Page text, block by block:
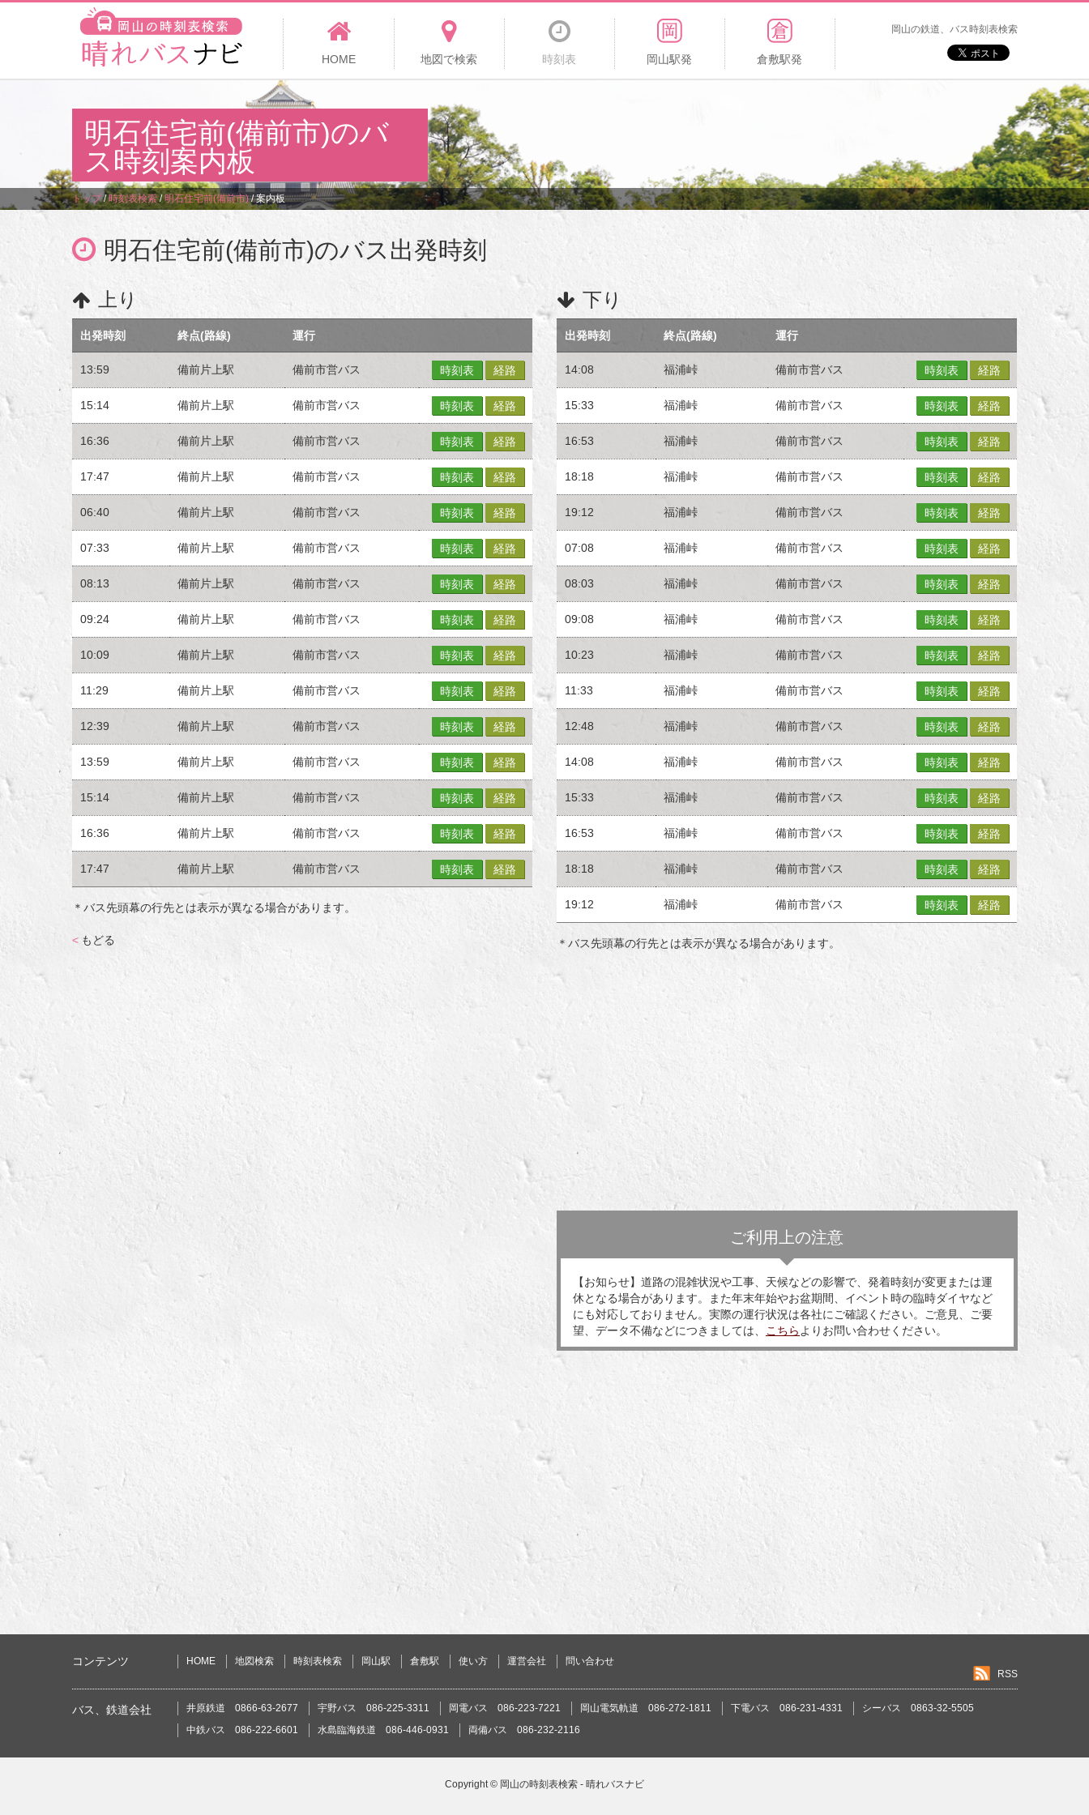
HOME 地図で検索 時刻表 岡山駅発 倉敷駅発
岡山の鉄道、バス時刻表検索
明石住宅前(備前市)のバ
ス時刻案内板
トップ/時刻表検索/明石住宅前(備前市)/案内板
明石住宅前(備前市)のバス出発時刻
上り
出発時刻 終点(路線) 運行
13:59 備前片上駅 備前市営バス 時刻表 経路
15:14 備前片上駅 備前市営バス 時刻表 経路
16:36 備前片上駅 備前市営バス 時刻表 経路
17:47 備前片上駅 備前市営バス 時刻表 経路
06:40 備前片上駅 備前市営バス 時刻表 経路
07:33 備前片上駅 備前市営バス 時刻表 経路
08:13 備前片上駅 備前市営バス 時刻表 経路
09:24 備前片上駅 備前市営バス 時刻表 経路
10:09 備前片上駅 備前市営バス 時刻表 経路
11:29 備前片上駅 備前市営バス 時刻表 経路
12:39 備前片上駅 備前市営バス 時刻表 経路
13:59 備前片上駅 備前市営バス 時刻表 経路
15:14 備前片上駅 備前市営バス 時刻表 経路
16:36 備前片上駅 備前市営バス 時刻表 経路
17:47 備前片上駅 備前市営バス 時刻表 経路
＊バス先頭幕の行先とは表示が異なる場合があります。
< もどる
下り
出発時刻 終点(路線) 運行
14:08 福浦峠 備前市営バス 時刻表 経路
15:33 福浦峠 備前市営バス 時刻表 経路
16:53 福浦峠 備前市営バス 時刻表 経路
18:18 福浦峠 備前市営バス 時刻表 経路
19:12 福浦峠 備前市営バス 時刻表 経路
07:08 福浦峠 備前市営バス 時刻表 経路
08:03 福浦峠 備前市営バス 時刻表 経路
09:08 福浦峠 備前市営バス 時刻表 経路
10:23 福浦峠 備前市営バス 時刻表 経路
11:33 福浦峠 備前市営バス 時刻表 経路
12:48 福浦峠 備前市営バス 時刻表 経路
14:08 福浦峠 備前市営バス 時刻表 経路
15:33 福浦峠 備前市営バス 時刻表 経路
16:53 福浦峠 備前市営バス 時刻表 経路
18:18 福浦峠 備前市営バス 時刻表 経路
19:12 福浦峠 備前市営バス 時刻表 経路
＊バス先頭幕の行先とは表示が異なる場合があります。
ご利用上の注意
【お知らせ】道路の混雑状況や工事、天候などの影響で、発着時刻が変更または運
休となる場合があります。また年末年始やお盆期間、イベント時の臨時ダイヤなど
にも対応しておりません。実際の運行状況は各社にご確認ください。ご意見、ご要
望、データ不備などにつきましては、
こちら よりお問い合わせください。
コンテンツ HOME 地図検索 時刻表検索 岡山駅 倉敷駅 使い方 運営会社
問い合わせ
RSS
バス、鉄道会社 井原鉄道 0866-63-2677 宇野バス 086-225-3311 岡電バス 086-223-7221 岡山電気軌道 086-272-1811 下電バス 086-231-4331
シーバス 0863-32-5505
中鉄バス 086-222-6601
水島臨海鉄道 086-446-0931 両備バス 086-232-2116
Copyright © 岡山の時刻表検索 - 晴れバスナビ